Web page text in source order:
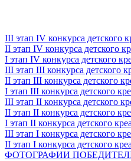
III этап IV конкурса детского
II этап IV конкурса детского
I этап IV конкурса детского
III этап III конкурса детского
II этап III конкурса детского
I этап III конкурса детского
III этап II конкурса детского
II этап II конкурса детского
I этап II конкурса детского
III этап I конкурса детского
II этап I конкурса детского
ФОТОГРАФИИ